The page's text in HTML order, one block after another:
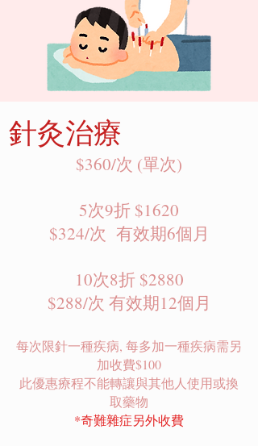
$360/次 (單次)
5次9折 $1620
$324/次 有效期6個月
10次8折 $2880
$288/次 有效期12個月
每次限針一種疾病, 每多加一種疾病需另
加收費$100
此優惠療程不能轉讓與其他人使用或換
取藥物
​*奇難雜症另外收費
針灸治療